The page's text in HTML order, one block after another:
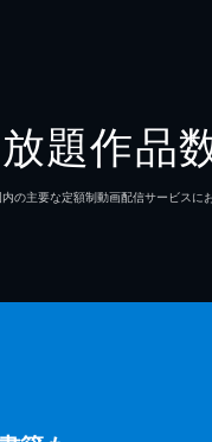
題作品
の主要な定額制動画配信サービス